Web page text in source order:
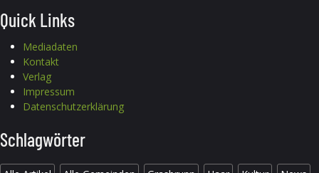
Quick Links
Mediadaten
Kontakt
Verlag
Impressum
Datenschutzerklärung
Schlagwörter